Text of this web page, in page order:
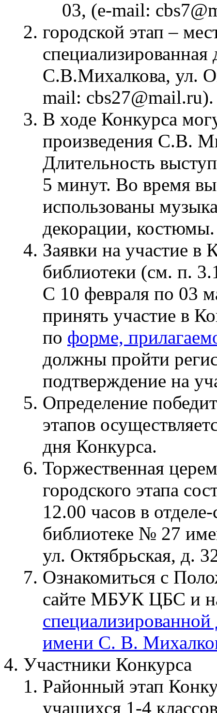
03, (e-mail:
городской этап –
С.В.Михалкова, ул.
mail: cbs27@mail.ru).
В ходе Конкурса
произведения С.В.
Длительность
5 минут. Во время
использованы
декорации, костюмы.
Заявки на участие в
библиотеки (см. п.
С 10 февраля по 03
принять участие в
по форме,
должны пройти
подтверждение на
Определение
этапов
дня Конкурса.
Торжественная
городского этапа
12.00 часов в
библиотеке № 27
ул. Октябрьская, д.
Ознакомиться с
сайте МБУК ЦБС и
имени С. В.
Участники Конкурса
Районный этап
учащихся 1-4